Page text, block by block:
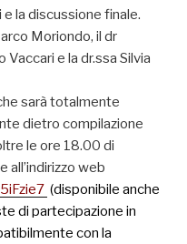
la discussione finale.
Moriondo, il dr
Vaccari e la dr.ssa Silvia
sarà totalmente
dietro compilazione
le ore 18.00 di
all’indirizzo web
(disponibile anche
di partecipazione in
con la